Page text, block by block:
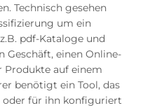
Technisch gesehen
um ein
pdf-Kataloge und
Geschäft, einen Online-
Produkte auf einem
benötigt ein Tool, das
oder für ihn konfiguriert